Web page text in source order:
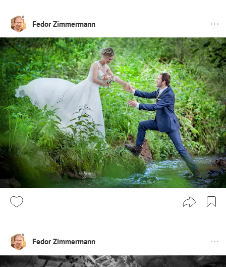
Fedor Zimmermann
Fedor Zimmermann